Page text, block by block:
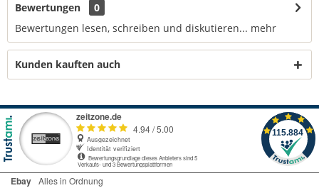
Bewertungen
0
Bewertungen lesen, schreiben und diskutieren... mehr
Kunden kauften auch